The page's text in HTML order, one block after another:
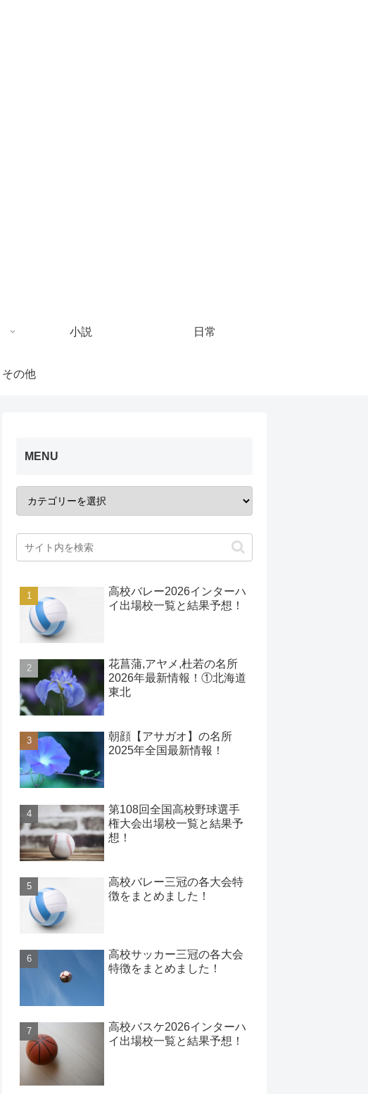
小説 日常
その他
MENU
高校バレー2026インターハ
イ出場校一覧と結果予想！
花菖蒲,アヤメ,杜若の名所
2026年最新情報！①北海道
東北
朝顔【アサガオ】の名所
2025年全国最新情報！
第108回全国高校野球選手
権大会出場校一覧と結果予
想！
高校バレー三冠の各大会特
徴をまとめました！
高校サッカー三冠の各大会
特徴をまとめました！
高校バスケ2026インターハ
イ出場校一覧と結果予想！